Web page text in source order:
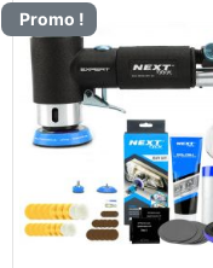
Promo !